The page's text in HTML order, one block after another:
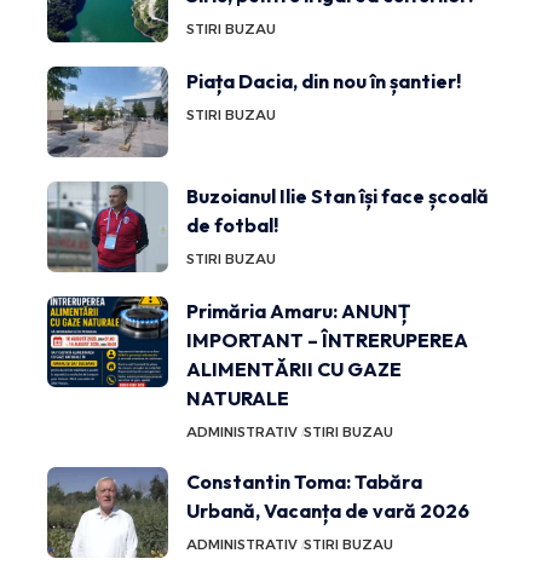
STIRI BUZAU
Piața Dacia, din nou în șantier!
STIRI BUZAU
Buzoianul Ilie Stan își face școală
de fotbal!
STIRI BUZAU
Primăria Amaru: ANUNȚ
IMPORTANT – ÎNTRERUPEREA
ALIMENTĂRII CU GAZE
NATURALE
ADMINISTRATIV STIRI BUZAU
Constantin Toma: Tabăra
Urbană, Vacanța de vară 2026
ADMINISTRATIV STIRI BUZAU